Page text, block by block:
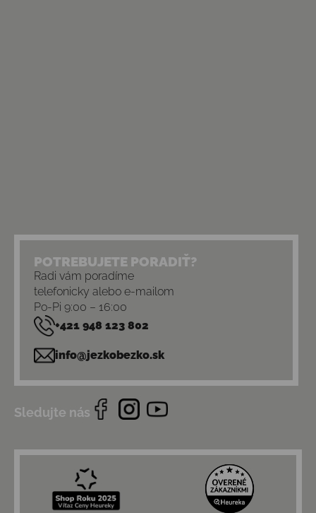
POTREBUJETE PORADIŤ?
Radi vám poradíme
telefonicky alebo e-mailom
Po-Pi 9:00 – 16:00
+421 948 123 802
info@jezkobezko.sk
Sledujte nás